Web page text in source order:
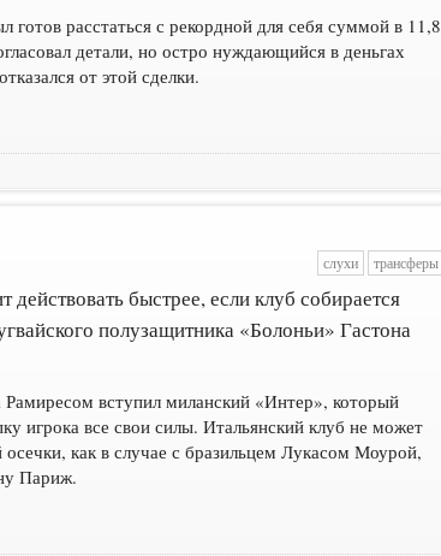
расстаться с рекордной для себя суммой в 11,8
детали, но остро нуждающийся в деньгах
от этой сделки.
слухи трансферы
быстрее, если клуб собирается
полузащитника «Болоньи» Гастона
Рамиресом вступил миланский «Интер», который
игрока все свои силы. Итальянский клуб не может
осечки, как в случае с бразильцем Лукасом Моурой,
Париж.